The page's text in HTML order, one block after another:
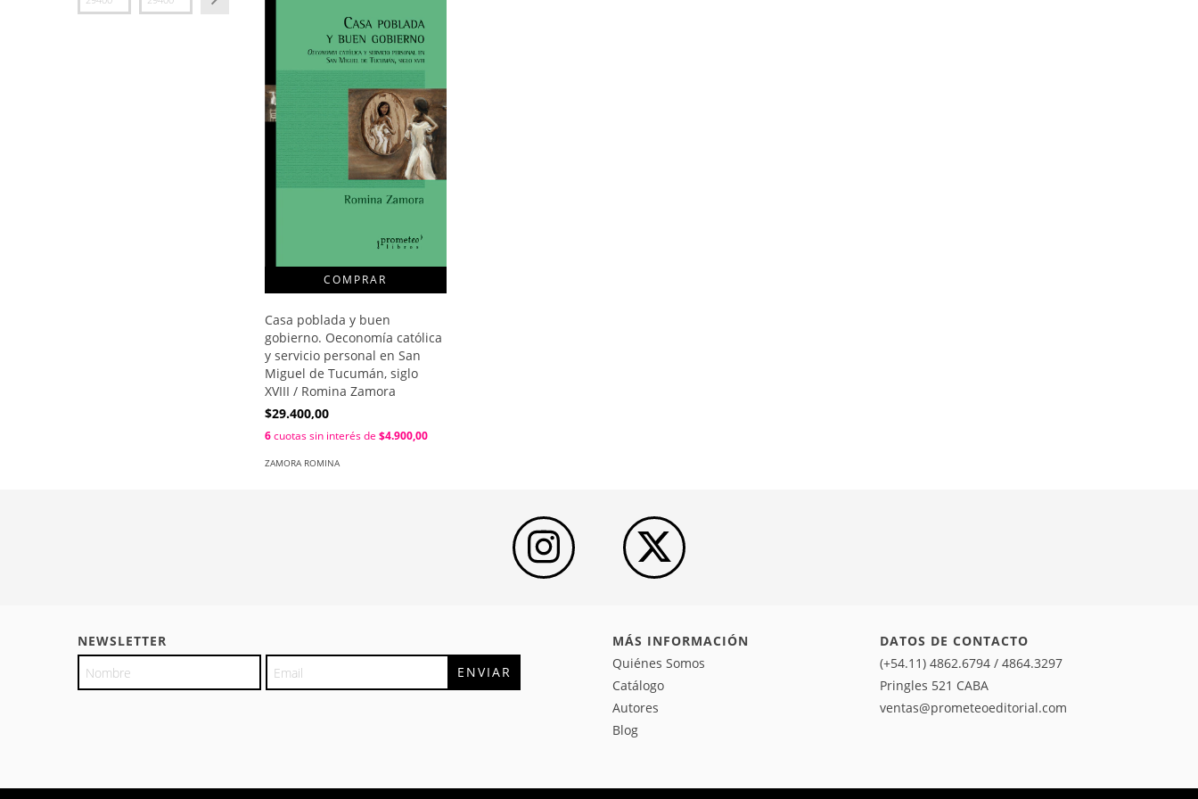
Casa poblada y buen
gobierno. Oeconomía católica
y servicio personal en San
Miguel de Tucumán, siglo
XVIII / Romina Zamora
$29.400,00
6cuotas sin interés de $4.900,00
ZAMORA ROMINA
NEWSLETTER
MÁS INFORMACIÓN
Quiénes Somos
Catálogo
Autores
Blog
DATOS DE CONTACTO
(+54.11) 4862.6794 / 4864.3297
Pringles 521 CABA
ventas@prometeoeditorial.com